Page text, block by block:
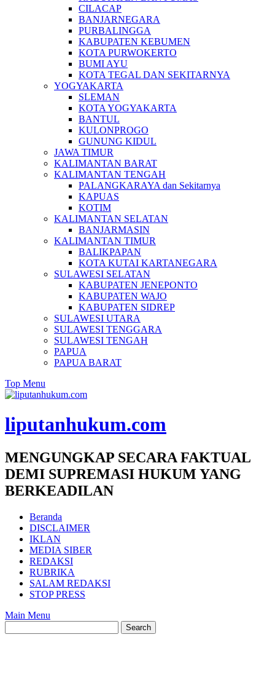
CILACAP
BANJARNEGARA
PURBALINGGA
KABUPATEN KEBUMEN
KOTA PURWOKERTO
BUMI AYU
KOTA TEGAL DAN SEKITARNYA
YOGYAKARTA
SLEMAN
KOTA YOGYAKARTA
BANTUL
KULONPROGO
GUNUNG KIDUL
JAWA TIMUR
KALIMANTAN BARAT
KALIMANTAN TENGAH
PALANGKARAYA dan Sekitarnya
KAPUAS
KOTIM
KALIMANTAN SELATAN
BANJARMASIN
KALIMANTAN TIMUR
BALIKPAPAN
KOTA KUTAI KARTANEGARA
SULAWESI SELATAN
KABUPATEN JENEPONTO
KABUPATEN WAJO
KABUPATEN SIDREP
SULAWESI UTARA
SULAWESI TENGGARA
SULAWESI TENGAH
PAPUA
PAPUA BARAT
Top Menu
liputanhukum.com
MENGUNGKAP SECARA FAKTUAL
DEMI SUPREMASI HUKUM YANG
BERKEADILAN
Beranda
DISCLAIMER
IKLAN
MEDIA SIBER
REDAKSI
RUBRIKA
SALAM REDAKSI
STOP PRESS
Main Menu